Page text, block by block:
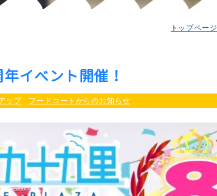
トップページ
イベント開催！
ップ フードコートからのお知らせ